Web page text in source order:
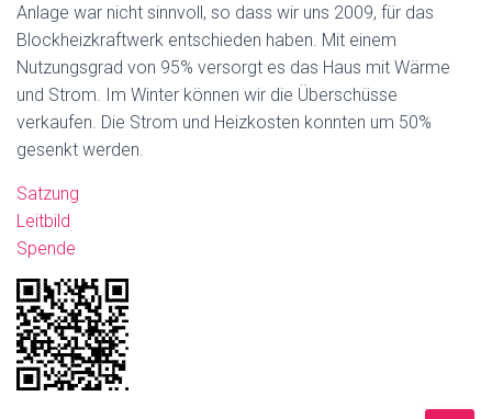
Anlage war nicht sinnvoll, so dass wir uns 2009, für das
Blockheizkraftwerk entschieden haben. Mit einem
Nutzungsgrad von 95% versorgt es das Haus mit Wärme
und Strom. Im Winter können wir die Überschüsse
verkaufen. Die Strom und Heizkosten konnten um 50%
gesenkt werden.
Satzung
Leitbild
Spende